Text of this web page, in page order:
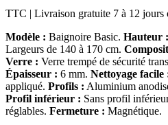
TTC | Livraison gratuite 7 à 12 jours
Modèle : Baignoire Basic. Hauteur :
Largeurs de 140 à 170 cm.
Verre : Verre trempé de sécurité
Épaisseur : 6 mm. Nettoyage facile
appliqué. Profils : Aluminium
Profil inférieur : Sans profil
réglables. Fermeture : Magnétique.